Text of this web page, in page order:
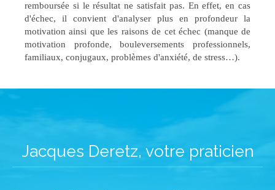
remboursée si le résultat ne satisfait pas. En effet, en cas
d'échec, il convient d'analyser plus en profondeur la
motivation ainsi que les raisons de cet échec (manque de
motivation profonde, bouleversements professionnels,
familiaux, conjugaux, problèmes d'anxiété, de stress…).
Jacques Deretz, votre praticien